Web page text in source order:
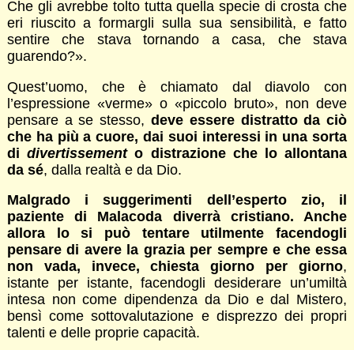
Che gli avrebbe tolto tutta quella specie di crosta che
eri riuscito a formargli sulla sua sensibilità, e fatto
sentire che stava tornando a casa, che stava
guarendo?».
Quest’uomo, che è chiamato dal diavolo con
l’espressione «verme» o «piccolo bruto», non deve
pensare a se stesso, deve essere distratto da ciò
che ha più a cuore, dai suoi interessi in una sorta
didivertissemento distrazione che lo allontana
da sé, dalla realtà e da Dio.
Malgrado i suggerimenti dell’esperto zio, il
paziente di Malacoda diverrà cristiano. Anche
allora lo si può tentare utilmente facendogli
pensare di avere la grazia per sempre e che essa
non vada, invece, chiesta giorno per giorno,
istante per istante, facendogli desiderare un’umiltà
intesa non come dipendenza da Dio e dal Mistero,
bensì come sottovalutazione e disprezzo dei propri
talenti e delle proprie capacità.